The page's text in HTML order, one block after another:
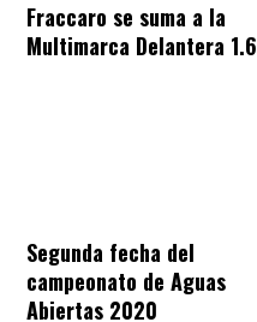
Fraccaro se suma a la
Multimarca Delantera 1.6
Segunda fecha del
campeonato de Aguas
Abiertas 2020